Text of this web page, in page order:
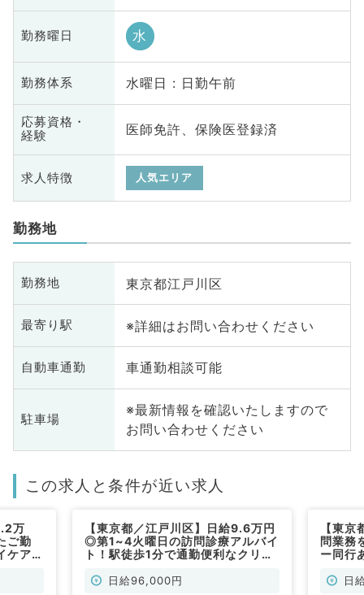
勤務曜日 水
勤務体系 水曜日 : 日勤午前
応募資格・
経験
医師免許、保険医登録済
求人特徴 人気エリア
勤務地
勤務地 東京都江戸川区
最寄り駅 ※詳細はお問い合わせください
自動車通勤 車通勤相談可能
駐車場
※最新情報を確認いたしますので
お問い合わせください
この求人と条件が近い求人
万
ご勤
ケアを
【東京都／江戸川区】日給9.6万円
◎第1~4火曜日の訪問診療アルバイ
ト！駅徒歩1分で通勤便利なクリニ
勤） 日給96,000円
【東
問業務
ー同行
勤） 日